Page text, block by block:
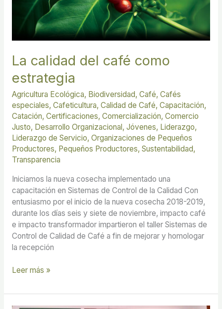
La calidad del café como
estrategia
Agricultura Ecológica, Biodiversidad, Café, Cafés
especiales, Cafeticultura, Calidad de Café, Capacitación,
Catación, Certificaciones, Comercialización, Comercio
Justo, Desarrollo Organizacional , Jóvenes, Liderazgo,
Liderazgo de Servicio, Organizaciones de Pequeños
Productores, Pequeños Productores, Sustentabilidad,
Transparencia
Iniciamos la nueva cosecha implementado una
capacitación en Sistemas de Control de la Calidad Con
entusiasmo por el inicio de la nueva cosecha 2018-2019,
durante los días seis y siete de noviembre, impacto café
e impacto transformador impartieron el taller Sistemas de
Control de Calidad de Café a fin de mejorar y homologar
la recepción
estrategia
Leer más »